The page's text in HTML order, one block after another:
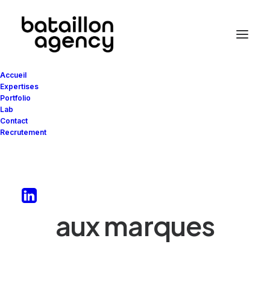
Accueil
Expertises
Portfolio
Lab
Contact
Recrutement
auxterritoires